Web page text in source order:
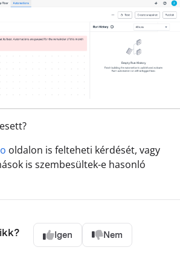
oldalon is felteheti kérdését, vagy
is szembesültek-e hasonló
Igen Nem